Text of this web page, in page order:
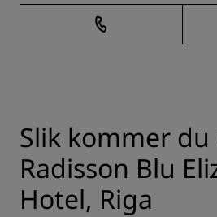
Slik kommer
Radisson Blu
Hotel, Riga